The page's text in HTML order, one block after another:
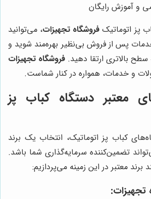
و آموزش رایگان
پز اتوماتیک فروشگاه تجهیزات، می‌توانید
پس از فروش بی‌نظیر بهره‌مند شوید و
بالاتری ارتقا دهید. فروشگاه تجهیزات
و خدمات، همواره در کنار شماست.
معتبر دستگاه کباب پز
کباب پز اتوماتیک، انتخاب یک برند
تضمین‌کننده سرمایه‌گذاری شما باشد.
برند معتبر در این زمینه می‌پردازیم:
تجهیزات: